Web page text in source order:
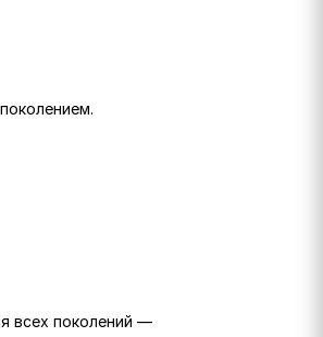
всех поколений —